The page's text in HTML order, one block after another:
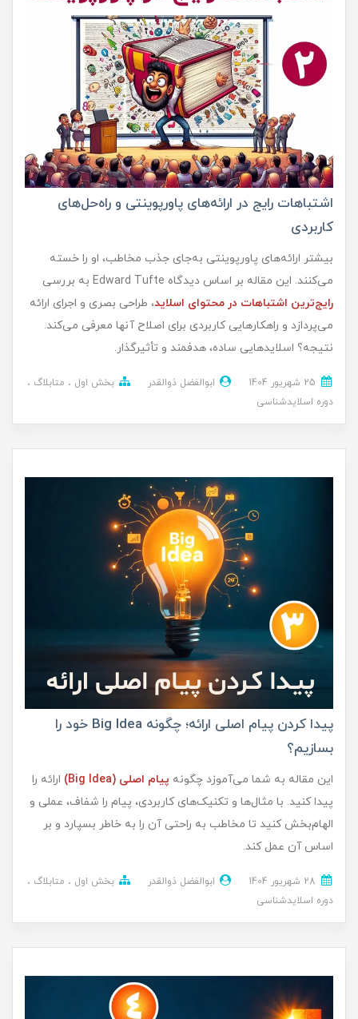
اشتباهات رایج در ارائه‌های پاورپوینتی و راه‌حل‌های
کاربردی
بیشتر ارائه‌های پاورپوینتی به‌جای جذب مخاطب، او را خسته
می‌کنند. این مقاله بر اساس دیدگاه Edward Tufte به بررسی
رایج‌ترین اشتباهات در محتوای اسلاید، طراحی بصری و اجرای ارائه
می‌پردازد و راهکارهایی کاربردی برای اصلاح آنها معرفی می‌کند.
نتیجه؟ اسلایدهایی ساده، هدفمند و تأثیرگذار.
ابوالفضل ذوالقدر بخش اول
متابلاگ
دوره اسلایدشناسی
پیدا کردن پیام اصلی ارائه؛ چگونه Big Idea خود را
بسازیم؟
این مقاله به شما می‌آموزد چگونه پیام اصلی (Big Idea)
ارائه را
پیدا کنید. با مثال‌ها و تکنیک‌های کاربردی، پیام را شفاف، عملی و
الهام‌بخش کنید تا مخاطب به راحتی آن را به خاطر بسپارد و بر
اساس آن عمل کند.
ابوالفضل ذوالقدر بخش اول
متابلاگ
دوره اسلایدشناسی